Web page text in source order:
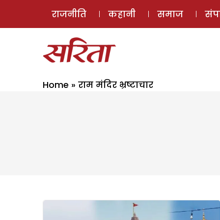
राजनीति कहानी समाज
Home » राम मंदिर भ्रष्टाचार